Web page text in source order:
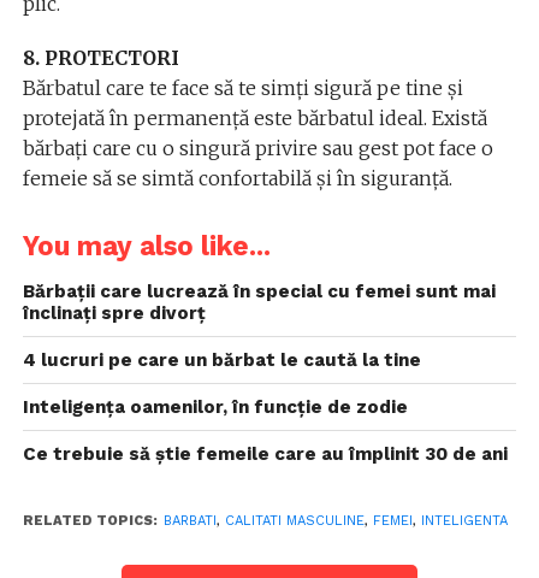
8. PROTECTORI
Bărbatul care te face să te simți sigură pe tine și
protejată în permanență este bărbatul ideal. Există
bărbați care cu o singură privire sau gest pot face o
femeie să se simtă confortabilă și în siguranță.
You may also like...
Bărbații care lucrează în special cu femei sunt mai
înclinați spre divorț
4 lucruri pe care un bărbat le caută la tine
Inteligența oamenilor, în funcție de zodie
Ce trebuie să știe femeile care au împlinit 30 de ani
RELATED TOPICS: BARBATI, CALITATI MASCULINE, FEMEI, INTELIGENTA